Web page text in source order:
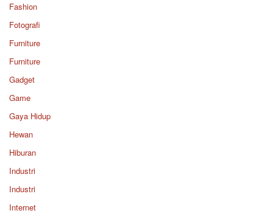
Fashion
Fotografi
Furniture
Furniture
Gadget
Game
Gaya Hidup
Hewan
Hiburan
Industri
Industri
Internet